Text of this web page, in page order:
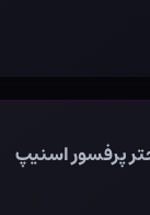
پرفسور اسنیپ